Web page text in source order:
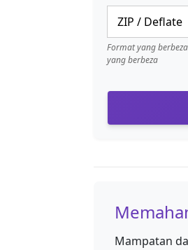
Format yang
yang berbeza
Mampatan